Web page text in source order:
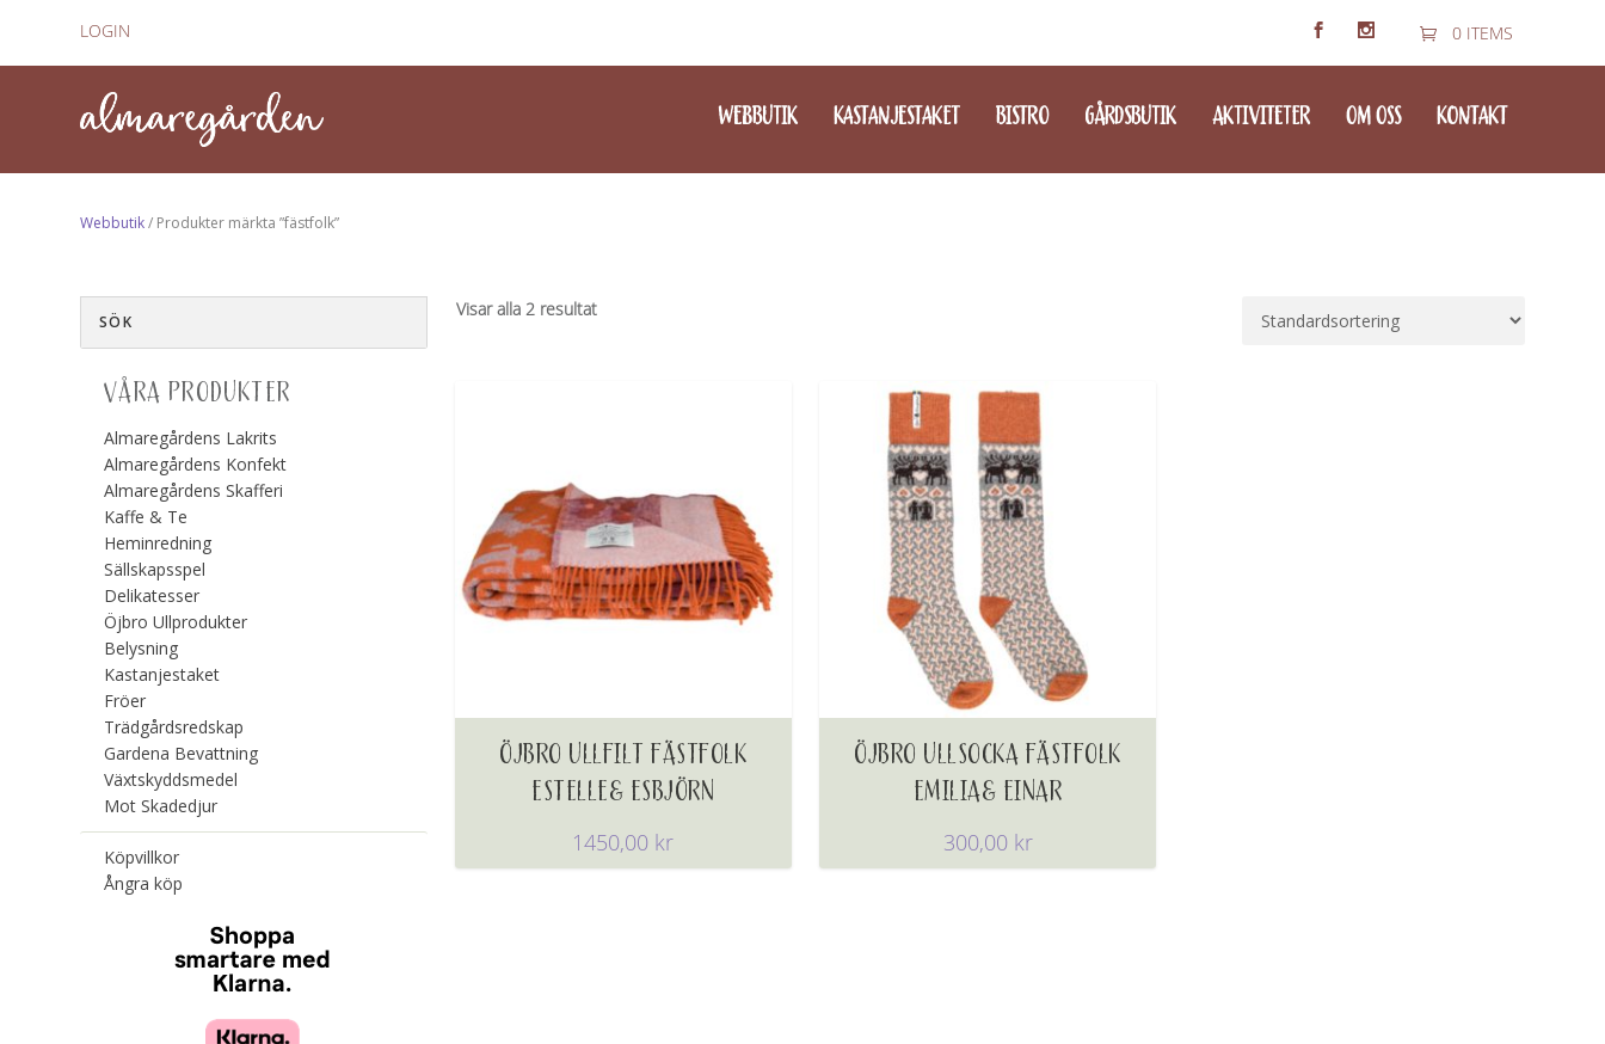
LOGIN 0 ITEMS
WEBBUTIK KASTANJESTAKET BISTRO GÅRDSBUTIK AKTIVITETER OM OSS KONTAKT
Webbutik/ Produkter märkta ”fästfolk”
Visar alla 2 resultat
ÖJBRO ULLFILT FÄSTFOLK
ESTELLE& ESBJÖRN
1450,00 kr
ÖJBRO ULLSOCKA FÄSTFOLK
EMILIA& EINAR
300,00 kr
VÅRA PRODUKTER
Almaregårdens Lakrits
Almaregårdens Konfekt
Almaregårdens Skafferi
Kaffe & Te
Heminredning
Sällskapsspel
Delikatesser
Öjbro Ullprodukter
Belysning
Kastanjestaket
Fröer
Trädgårdsredskap
Gardena Bevattning
Växtskyddsmedel
Mot Skadedjur
Köpvillkor
Ångra köp